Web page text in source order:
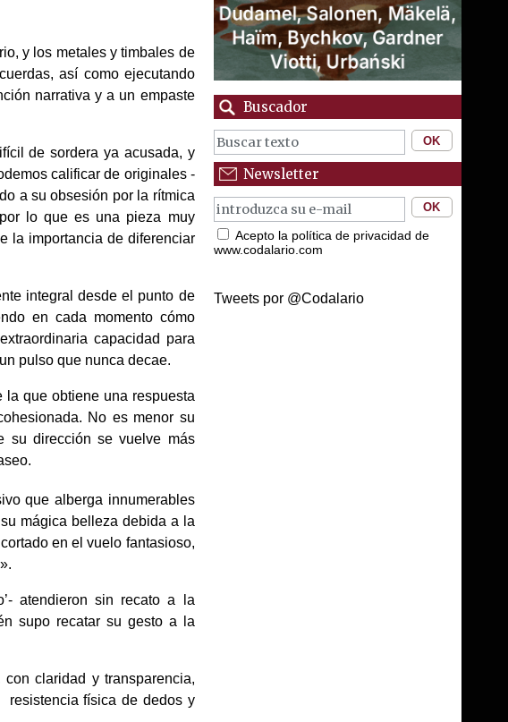
y los metales y timbales de
así como ejecutando
narrativa y a un empaste
de sordera ya acusada, y
calificar de originales -
a su obsesión por la rítmica
lo que es una pieza muy
la importancia de diferenciar
integral desde el punto de
en cada momento cómo
capacidad para
pulso que nunca decae.
que obtiene una respuesta
No es menor su
su dirección se vuelve más
que alberga innumerables
mágica belleza debida a la
en el vuelo fantasioso,
atendieron sin recato a la
supo recatar su gesto a la
claridad y transparencia,
resistencia física de dedos y
Buscador
Newsletter
Acepto la política de privacidad de
www.codalario.com
Tweets por @Codalario